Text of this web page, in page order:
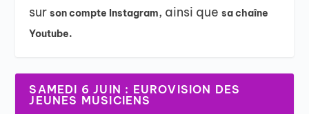
surson compte Instagram, ainsi quesa chaîne
Youtube.
SAMEDI 6 JUIN : EUROVISION DES
JEUNES MUSICIENS